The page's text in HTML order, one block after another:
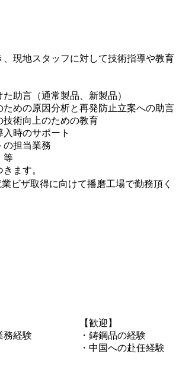
、現地スタッフに対して技術指導や教育
た助言（通常製品、新製品）
ための原因分析と再発防止立案への助言
技術向上のための教育
入時のサポート
トの担当業務
等
ます。
ビザ取得に向けて播磨工場で勤務頂く
【歓迎】
業務経験 ・鋳鋼品の経験
験 ・中国への赴任経験